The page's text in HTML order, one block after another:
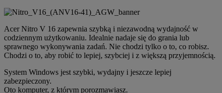
Acer Nitro V 16 zapewnia szybką i niezawodną wydajność w
codziennym użytkowaniu. Idealnie nadaje się do grania lub
sprawnego wykonywania zadań. Nie chodzi tylko o to, co robisz.
Chodzi o to, aby robić to lepiej, szybciej i z większą przyjemnością.
System Windows jest szybki, wydajny i jeszcze lepiej
zabezpieczony.
Oto komputer, z którym porozmawiasz.